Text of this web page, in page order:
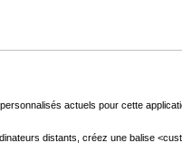
actuels pour cette
distants, créez une balise